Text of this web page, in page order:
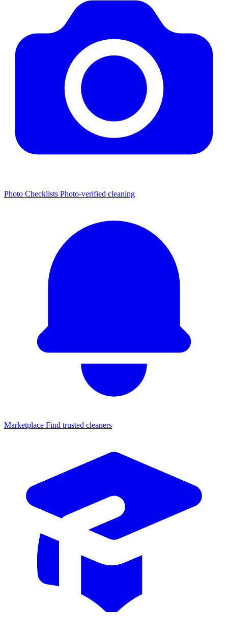
Photo Checklists Photo-verified cleaning
Marketplace Find trusted cleaners